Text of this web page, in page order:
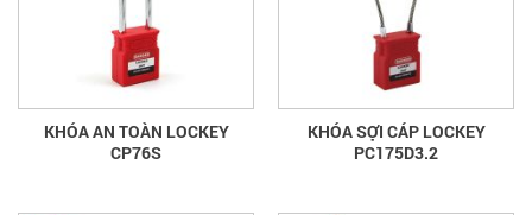
KHÓA AN TOÀN LOCKEY
CP76S
KHÓA SỢI CÁP LOCKEY
PC175D3.2